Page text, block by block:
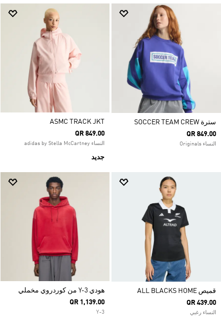
سترة SOCCER TEAM CREW
QR 849.00
النساء Originals
ASMC TRACK JKT
QR 849.00
النساء adidas by Stella McCartney
جديد
قميص ALL BLACKS HOME
QR 439.00
النساء رغبي
هودي Y-3 من كوردروي مخملي
QR 1,139.00
Y-3